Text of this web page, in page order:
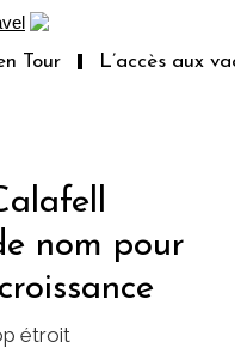
L’accès aux
nom pour
étroit